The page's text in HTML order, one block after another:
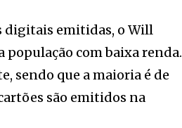
digitais emitidas, o Will
com baixa renda.
sendo que a maioria é de
são emitidos na